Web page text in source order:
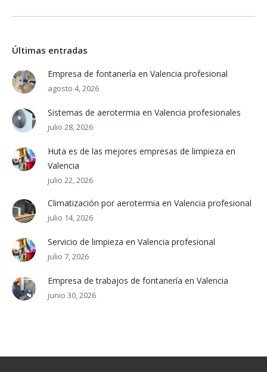
Últimas entradas
Empresa de fontanería en Valencia profesional
agosto 4, 2026
Sistemas de aerotermia en Valencia profesionales
julio 28, 2026
Huta es de las mejores empresas de limpieza en
Valencia
julio 22, 2026
Climatización por aerotermia en Valencia profesional
julio 14, 2026
Servicio de limpieza en Valencia profesional
julio 7, 2026
Empresa de trabajos de fontanería en Valencia
junio 30, 2026